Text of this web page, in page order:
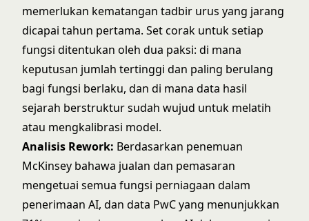
memerlukan kematangan tadbir urus yang jarang
dicapai tahun pertama. Set corak untuk setiap
fungsi ditentukan oleh dua paksi: di mana
keputusan jumlah tertinggi dan paling berulang
bagi fungsi berlaku, dan di mana data hasil
sejarah berstruktur sudah wujud untuk melatih
atau mengkalibrasi model.
Analisis Rework: Berdasarkan penemuan
McKinsey bahawa jualan dan pemasaran
mengetuai semua fungsi perniagaan dalam
penerimaan AI, dan data PwC yang menunjukkan